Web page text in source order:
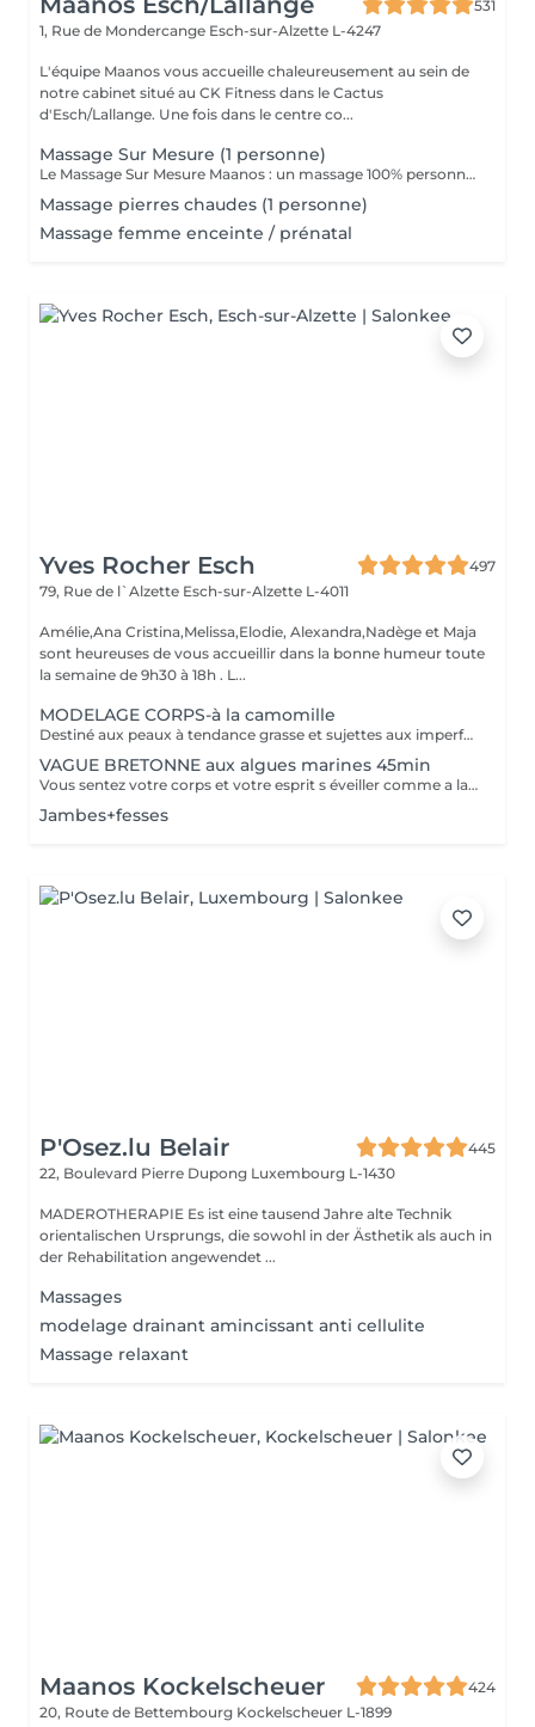
531
1, Rue de Mondercange Esch-sur-Alzette L-4247
L'équipe Maanos vous accueille chaleureusement au sein de
notre cabinet situé au CK Fitness dans le Cactus
d'Esch/Lallange. Une fois dans le centre co...
Massage Sur Mesure (1 personne)
Le Massage Sur Mesure Maanos : un massage 100% personnalisé en fonction de vos besoins et de vos envies !
Massage pierres chaudes (1 personne)
Massage femme enceinte / prénatal
Yves Rocher Esch
497
79, Rue de l`Alzette Esch-sur-Alzette L-4011
Amélie,Ana Cristina,Melissa,Elodie, Alexandra,Nadège et Maja
sont heureuses de vous accueillir dans la bonne humeur toute
la semaine de 9h30 à 18h . L...
MODELAGE CORPS-à la camomille
Destiné aux peaux à tendance grasse et sujettes aux imperfections, ce soin purifie votre dos. Les mains de notre experte nettoient minutieusement votre peau et procèdent à un gommage désincrustant. Votre dos est net et purifié en profondeur. Bénéfices : Votre dos est net et purifié en profondeur.
VAGUE BRETONNE aux algues marines 45min
Vous sentez votre corps et votre esprit s éveiller comme a la suite d un bain dans l OCEAN. Vous vous tonicité et leur confort. sentez légère et revitalisée. Vos jambes retrouvent leur tonicité et leur confort
Jambes+fesses
P'Osez.lu Belair
445
22, Boulevard Pierre Dupong Luxembourg L-1430
MADEROTHERAPIE Es ist eine tausend Jahre alte Technik
orientalischen Ursprungs, die sowohl in der Ästhetik als auch in
der Rehabilitation angewendet ...
Massages
modelage drainant amincissant anti cellulite
Massage relaxant
Maanos Kockelscheuer
424
20, Route de Bettembourg Kockelscheuer L-1899